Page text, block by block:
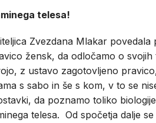
telesa!
Zvezdana Mlakar povedala
žensk, da odločamo o
z ustavo zagotovljeno
s sabo in še s kom, v to se
da poznamo toliko
telesa. Od spočetja dalje